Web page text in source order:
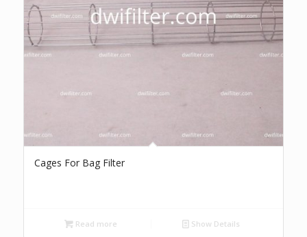
Cages For Bag Filter
Read more Show Details